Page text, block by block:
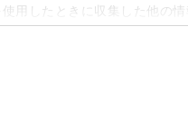
使用したときに収集した他の
があります。当ウェブサイ
べてのCookie(クッキー)が保
になります。Cookie(クッキ
タ関連サービス